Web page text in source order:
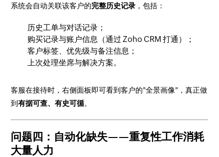
系统会自动关联该客户的完整历史记录 ，包括：
历史工单与对话记录；
购买记录与账户信息（通过 Zoho CRM 打通）；
客户标签、优先级与备注信息；
上次处理坐席与解决方案。
客服在接待时，右侧面板即可看到客户的"全景画像"，真正做
到有据可查、有史可循。
问题四：自动化缺失——重复性工作消耗
大量人力